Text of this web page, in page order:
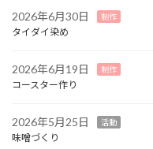
2026年6月30日 制作
タイダイ染め
2026年6月19日 制作
コースター作り
2026年5月25日 活動
味噌づくり